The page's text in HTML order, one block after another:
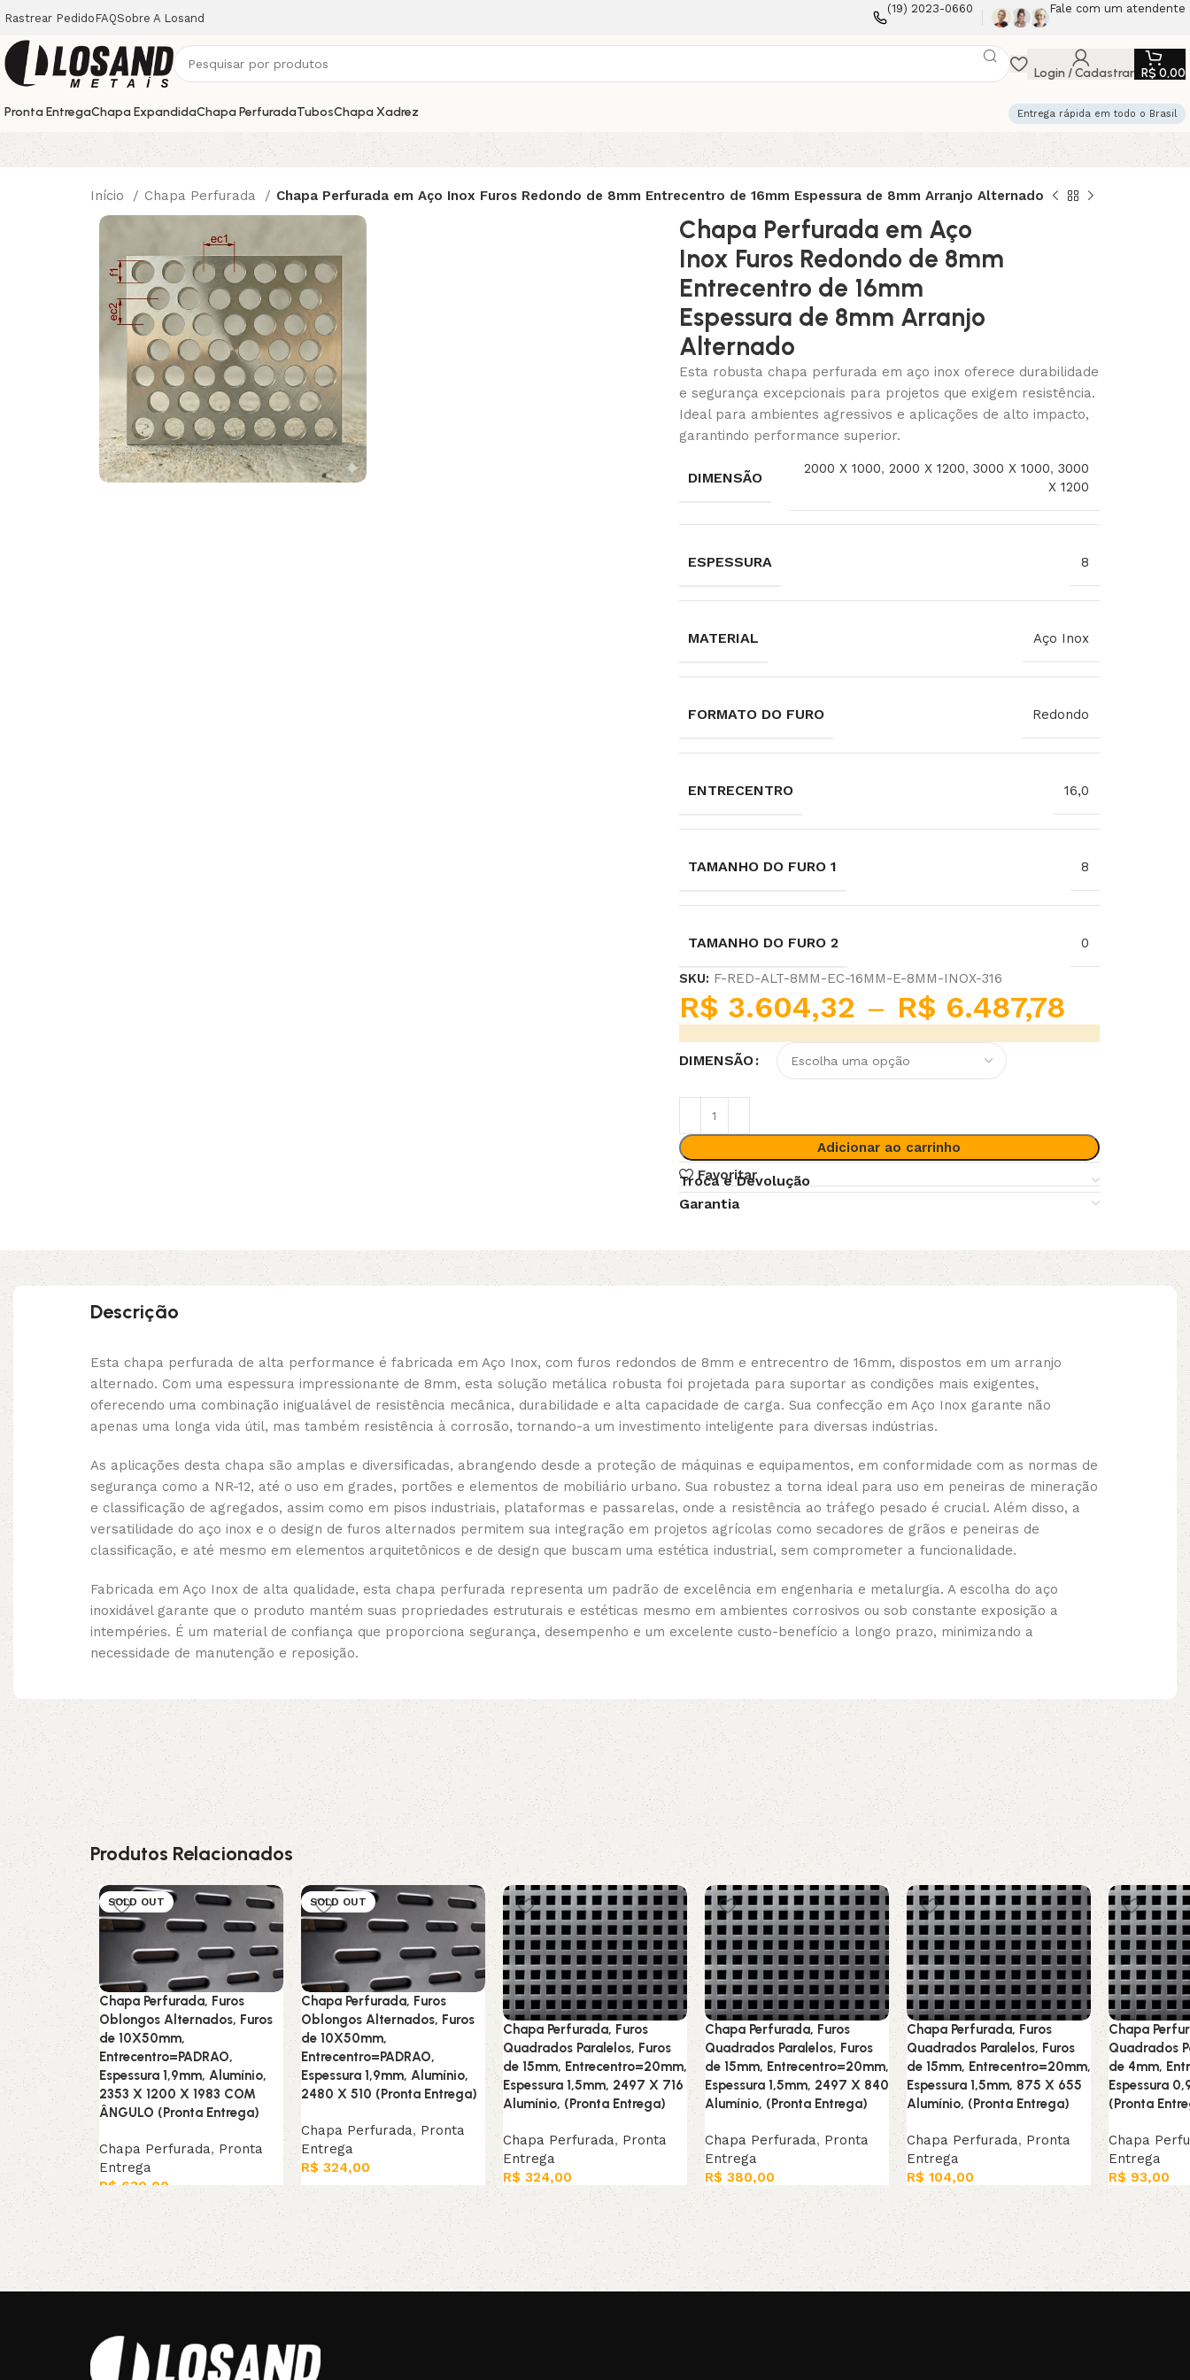
Rastrear Pedido FAQSobre A Losand
(19) 2023-0660 Fale com um atendente
Login / Cadastrar R$ 0,00
Pronta EntregaChapa ExpandidaChapa PerfuradaTubosChapa Xadrez Entrega rápida em todo o Brasil
Início Chapa Perfurada Chapa Perfurada em Aço Inox Furos Redondo de 8mm Entrecentro de 16mm Espessura de 8mm Arranjo Alternado
Chapa Perfurada em Aço
Inox Furos Redondo de 8mm
Entrecentro de 16mm
Espessura de 8mm Arranjo
Alternado
Esta robusta chapa perfurada em aço inox oferece durabilidade
e segurança excepcionais para projetos que exigem resistência.
Ideal para ambientes agressivos e aplicações de alto impacto,
garantindo performance superior.
DIMENSÃO
2000 X 1000, 2000 X 1200, 3000 X 1000, 3000
X 1200
ESPESSURA 8
MATERIAL Aço Inox
FORMATO DO FURO Redondo
ENTRECENTRO 16,0
TAMANHO DO FURO 1 8
TAMANHO DO FURO 2 0
SKU: F-RED-ALT-8MM-EC-16MM-E-8MM-INOX-316
R$ 3.604,32 – R$ 6.487,78
DIMENSÃO
Adicionar ao carrinho
Favoritar
Troca e Devolução
Garantia
Descrição
Esta chapa perfurada de alta performance é fabricada em Aço Inox, com furos redondos de 8mm e entrecentro de 16mm, dispostos em um arranjo
alternado. Com uma espessura impressionante de 8mm, esta solução metálica robusta foi projetada para suportar as condições mais exigentes,
oferecendo uma combinação inigualável de resistência mecânica, durabilidade e alta capacidade de carga. Sua confecção em Aço Inox garante não
apenas uma longa vida útil, mas também resistência à corrosão, tornando-a um investimento inteligente para diversas indústrias.
As aplicações desta chapa são amplas e diversificadas, abrangendo desde a proteção de máquinas e equipamentos, em conformidade com as normas de
segurança como a NR-12, até o uso em grades, portões e elementos de mobiliário urbano. Sua robustez a torna ideal para uso em peneiras de mineração
e classificação de agregados, assim como em pisos industriais, plataformas e passarelas, onde a resistência ao tráfego pesado é crucial. Além disso, a
versatilidade do aço inox e o design de furos alternados permitem sua integração em projetos agrícolas como secadores de grãos e peneiras de
classificação, e até mesmo em elementos arquitetônicos e de design que buscam uma estética industrial, sem comprometer a funcionalidade.
Fabricada em Aço Inox de alta qualidade, esta chapa perfurada representa um padrão de excelência em engenharia e metalurgia. A escolha do aço
inoxidável garante que o produto mantém suas propriedades estruturais e estéticas mesmo em ambientes corrosivos ou sob constante exposição a
intempéries. É um material de confiança que proporciona segurança, desempenho e um excelente custo-benefício a longo prazo, minimizando a
necessidade de manutenção e reposição.
Produtos Relacionados
SOLD OUT
Chapa Perfurada, Furos
Oblongos Alternados, Furos
de 10X50mm,
Entrecentro=PADRAO,
Espessura 1,9mm, Alumínio,
2353 X 1200 X 1983 COM
ÂNGULO (Pronta Entrega)
Chapa Perfurada, Pronta
Entrega
R$ 630,00
Leia mais
SOLD OUT
Chapa Perfurada, Furos
Oblongos Alternados, Furos
de 10X50mm,
Entrecentro=PADRAO,
Espessura 1,9mm, Alumínio,
2480 X 510 (Pronta Entrega)
Chapa Perfurada, Pronta
Entrega
R$ 324,00
Leia mais
Chapa Perfurada, Furos
Quadrados Paralelos, Furos
de 15mm, Entrecentro=20mm,
Espessura 1,5mm, 2497 X 716
Alumínio, (Pronta Entrega)
Chapa Perfurada, Pronta
Entrega
R$ 324,00
Adicionar ao carrinho
Chapa Perfurada, Furos
Quadrados Paralelos, Furos
de 15mm, Entrecentro=20mm,
Espessura 1,5mm, 2497 X 840
Alumínio, (Pronta Entrega)
Chapa Perfurada, Pronta
Entrega
R$ 380,00
Adicionar ao carrinho
Chapa Perfurada, Furos
Quadrados Paralelos, Furos
de 15mm, Entrecentro=20mm,
Espessura 1,5mm, 875 X 655
Alumínio, (Pronta Entrega)
Chapa Perfurada, Pronta
Entrega
R$ 104,00
Adicionar ao carrinho
Chapa
Quadrados
de 4mm,
Espessura
(Pronta
Chapa
Entrega
R$ 93,00
Adicionar